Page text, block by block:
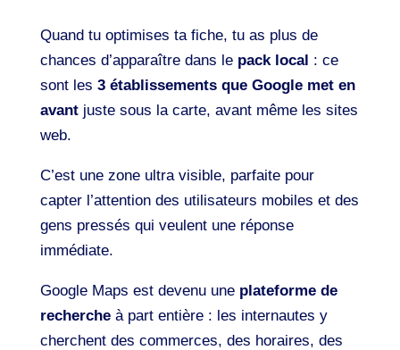
Quand tu optimises ta fiche, tu as plus de
chances d’apparaître dans le pack local : ce
sont les 3 établissements que Google met en
avantjuste sous la carte, avant même les sites
web.
C’est une zone ultra visible, parfaite pour
capter l’attention des utilisateurs mobiles et des
gens pressés qui veulent une réponse
immédiate.
Google Maps est devenu une plateforme de
rechercheà part entière : les internautes y
cherchent des commerces, des horaires, des